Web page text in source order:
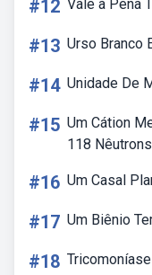
#12 Vale à Pena
#13 Urso Branco
#14 Unidade De
#15 Um Cátion
118 Nêutrons
#16 Um Casal
#17 Um Biênio
#18